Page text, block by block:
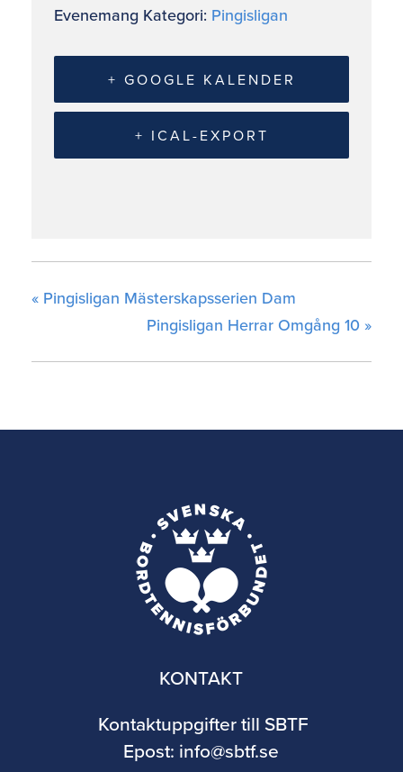
Evenemang Kategori: Pingisligan
+ GOOGLE KALENDER
+ ICAL-EXPORT
« Pingisligan Mästerskapsserien Dam
Pingisligan Herrar Omgång 10 »
KONTAKT
Kontaktuppgifter till SBTF
Epost: info@sbtf.se